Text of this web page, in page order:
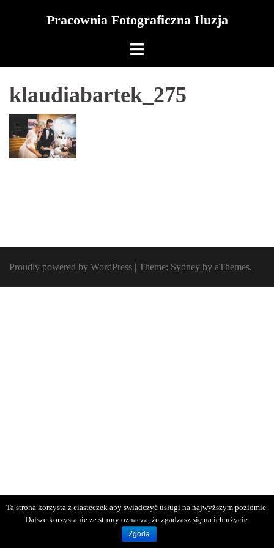
Pracownia Fotograficzna Iluzja
klaudiabartek_275
Proudly powered by WordPress | Theme: Sydney by aThemes.
Ta strona korzysta z ciasteczek aby świadczyć usługi na najwyższym poziomie.
Dalsze korzystanie ze strony oznacza, że zgadzasz się na ich użycie.
Zgoda